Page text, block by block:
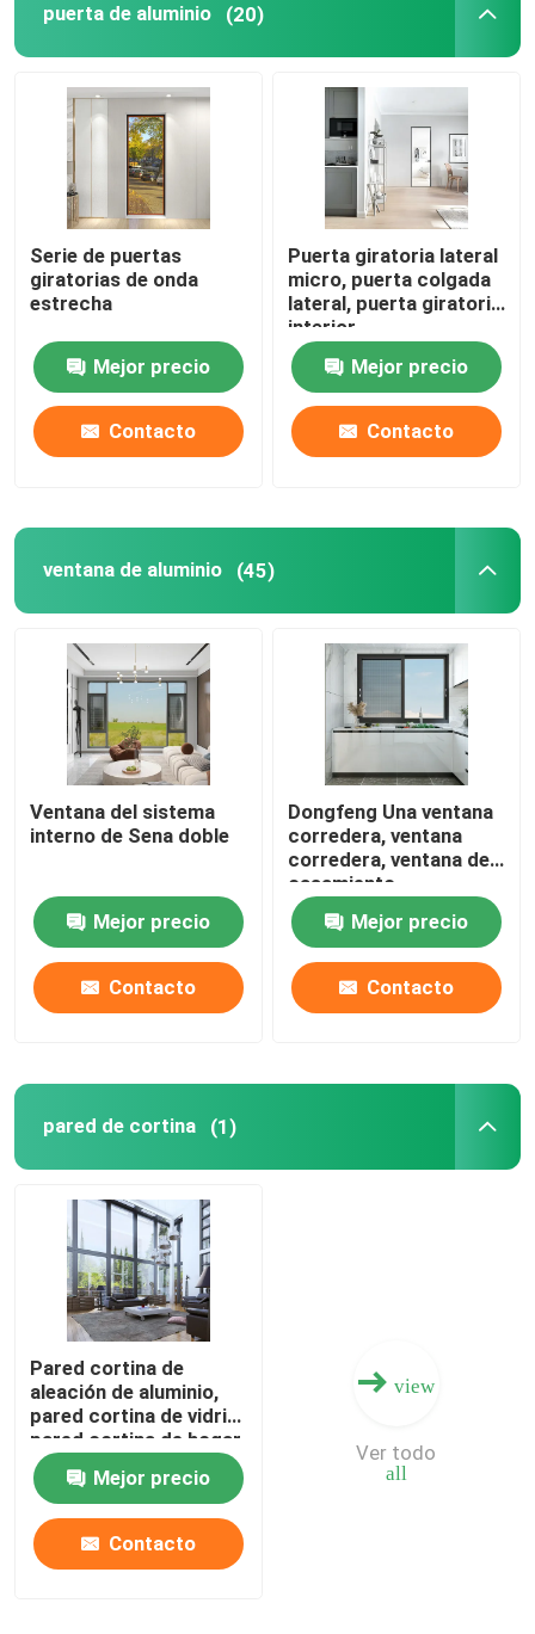
Vídeos
Sobre nosotros
Viaje de la fábrica
Control de calidad
El blog
ventana de aluminio
Salón de aluminio
puerta de aluminio (20)
Serie de puertas
giratorias de onda
estrecha
Mejor precio
Contacto
Puerta giratoria lateral
micro, puerta colgada
lateral, puerta giratoria
interior
Mejor precio
Contacto
ventana de aluminio (45)
Ventana del sistema
interno de Sena doble
Mejor precio
Contacto
Dongfeng Una ventana
corredera, ventana
corredera, ventana de
casamiento
Mejor precio
Contacto
pared de cortina (1)
Pared cortina de
aleación de aluminio,
pared cortina de vidrio,
pared cortina de hogar,
pared cortina de
ingeniería, pared
cortina de gama alta
Mejor precio
Contacto
view
all
Ver todo